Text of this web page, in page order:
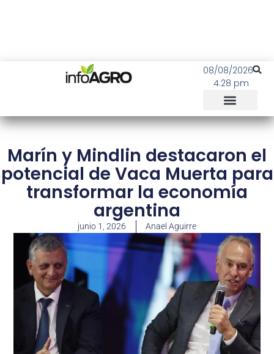
08/08/2026
4:28 pm
Marín y Mindlin destacaron el
potencial de Vaca Muerta para
transformar la economía
argentina
junio 1, 2026 Anael Aguirre